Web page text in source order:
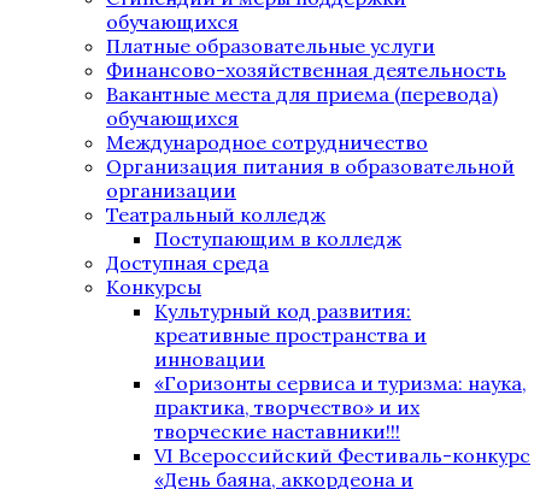
обучающихся
Платные образовательные услуги
Финансово-хозяйственная деятельность
Вакантные места для приема (перевода)
обучающихся
Международное сотрудничество
Организация питания в образовательной
организации
Театральный колледж
Поступающим в колледж
Доступная среда
Конкурсы
Культурный код развития:
креативные пространства и
инновации
«Горизонты сервиса и туризма: наука,
практика, творчество» и их
творческие наставники!!!
VI Всероссийский Фестиваль-конкурс
«День баяна, аккордеона и